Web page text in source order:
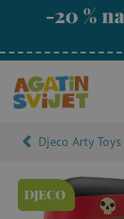
-20 %
Djeco Arty
DJECO